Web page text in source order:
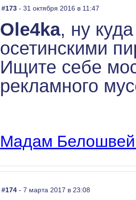
#173 - 31 октября 2016 в 11:47
Ole4ka, ну
осетинскими
Ищите себе
рекламного
Мадам
#174 - 7 марта 2017 в 23:08